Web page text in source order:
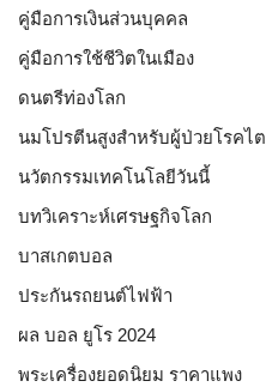
คู่มือการเงินส่วนบุคคล
คู่มือการใช้ชีวิตในเมือง
ดนตรีท่องโลก
นมโปรตีนสูงสำหรับผู้ป่วยโรคไต
นวัตกรรมเทคโนโลยีวันนี้
บทวิเคราะห์เศรษฐกิจโลก
บาสเกตบอล
ประกันรถยนต์ไฟฟ้า
ผล บอล ยูโร 2024
พระเครื่องยอดนิยม ราคาแพง